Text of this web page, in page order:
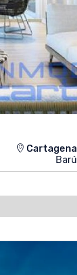
Cartagena
Barú